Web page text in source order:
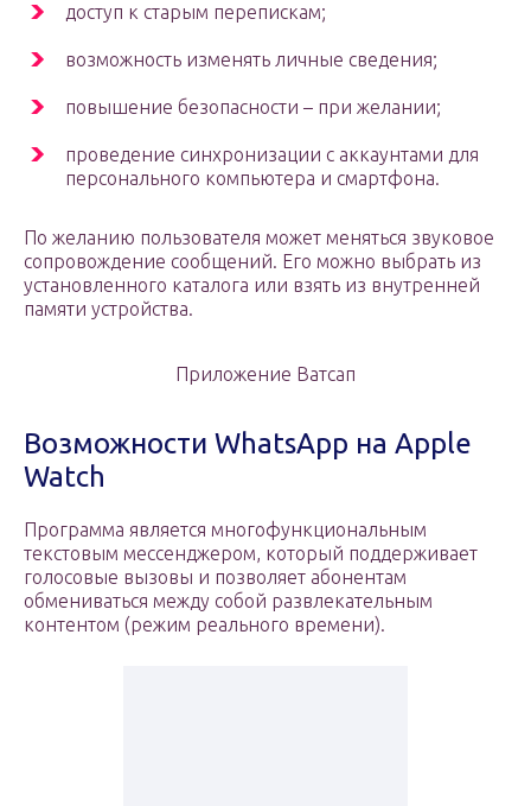
доступ к старым перепискам;
возможность изменять личные сведения;
повышение безопасности – при желании;
проведение синхронизации с аккаунтами для
персонального компьютера и смартфона.
По желанию пользователя может меняться звуковое
сопровождение сообщений. Его можно выбрать из
установленного каталога или взять из внутренней
памяти устройства.
Приложение Ватсап
Возможности WhatsApp на Apple
Watch
Программа является многофункциональным
текстовым мессенджером, который поддерживает
голосовые вызовы и позволяет абонентам
обмениваться между собой развлекательным
контентом (режим реального времени).